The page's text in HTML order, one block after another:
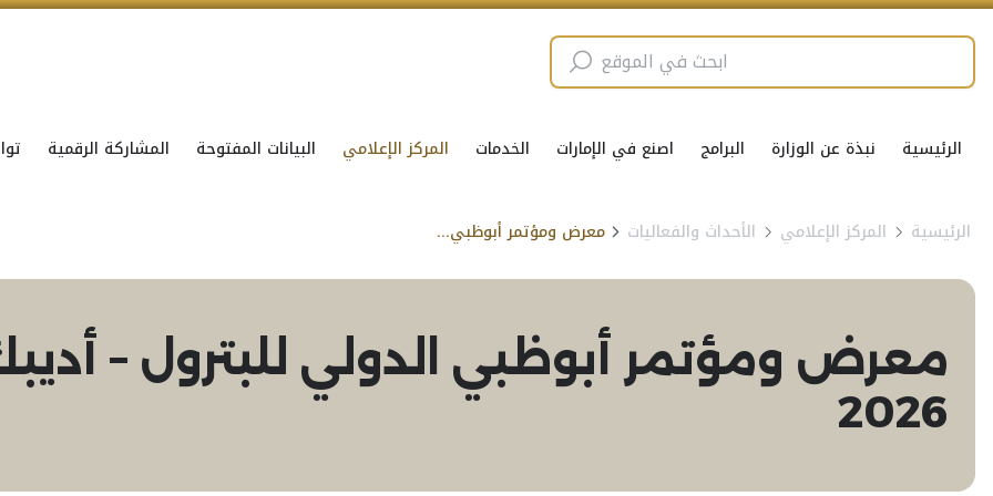
الرئيسية نبذة عن الوزارة البرامج اصنع في الإمارات الخدمات المركز الإعلامي البيانات المفتوحة المشاركة الرقمية
الرئيسية المركز الإعلامي الأحداث والفعاليات معرض ومؤتمر أبوظبي الدولي للبترول – أديبك 2- 5 نوفمبر 2026
2026